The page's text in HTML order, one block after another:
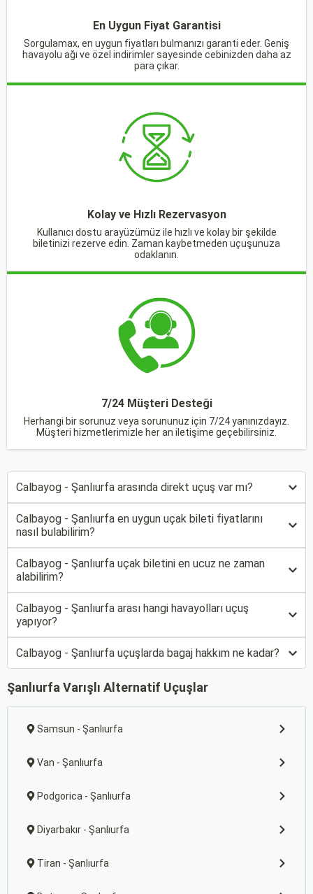
En Uygun Fiyat Garantisi
Sorgulamax, en uygun fiyatları bulmanızı garanti eder. Geniş
havayolu ağı ve özel indirimler sayesinde cebinizden daha az
para çıkar.
Kolay ve Hızlı Rezervasyon
Kullanıcı dostu arayüzümüz ile hızlı ve kolay bir şekilde
biletinizi rezerve edin. Zaman kaybetmeden uçuşunuza
odaklanın.
7/24 Müşteri Desteği
Herhangi bir sorunuz veya sorununuz için 7/24 yanınızdayız.
Müşteri hizmetlerimizle her an iletişime geçebilirsiniz.
Calbayog - Şanlıurfa arasında direkt uçuş var mı?
Calbayog - Şanlıurfa en uygun uçak bileti fiyatlarını
nasıl bulabilirim?
Calbayog - Şanlıurfa uçak biletini en ucuz ne zaman
alabilirim?
Calbayog - Şanlıurfa arası hangi havayolları uçuş
yapıyor?
Calbayog - Şanlıurfa uçuşlarda bagaj hakkım ne kadar?
Şanlıurfa Varışlı Alternatif Uçuşlar
Samsun - Şanlıurfa
Van - Şanlıurfa
Podgorica - Şanlıurfa
Diyarbakır - Şanlıurfa
Tiran - Şanlıurfa